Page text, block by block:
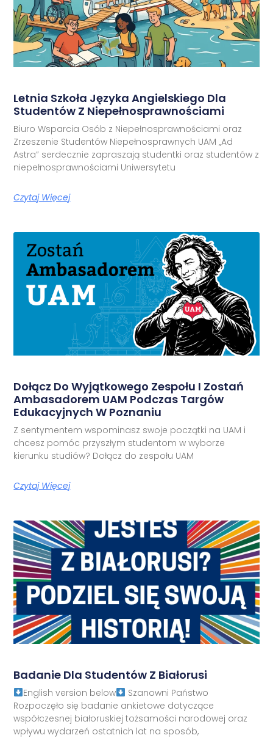
Letnia Szkoła Języka Angielskiego Dla
Studentów Z Niepełnosprawnościami
Biuro Wsparcia Osób z Niepełnosprawnościami oraz
Zrzeszenie Studentów Niepełnosprawnych UAM „Ad
Astra” serdecznie zapraszają studentki oraz studentów z
niepełnosprawnościami Uniwersytetu
Czytaj Więcej
Dołącz Do Wyjątkowego Zespołu I Zostań
Ambasadorem UAM Podczas Targów
Edukacyjnych W Poznaniu
Z sentymentem wspominasz swoje początki na UAM i
chcesz pomóc przyszłym studentom w wyborze
kierunku studiów? Dołącz do zespołu UAM
Czytaj Więcej
Badanie Dla Studentów Z Białorusi
English version below
Szanowni Państwo
Rozpoczęło się badanie ankietowe dotyczące
współczesnej białoruskiej tożsamości narodowej oraz
wpływu wydarzeń ostatnich lat na sposób,